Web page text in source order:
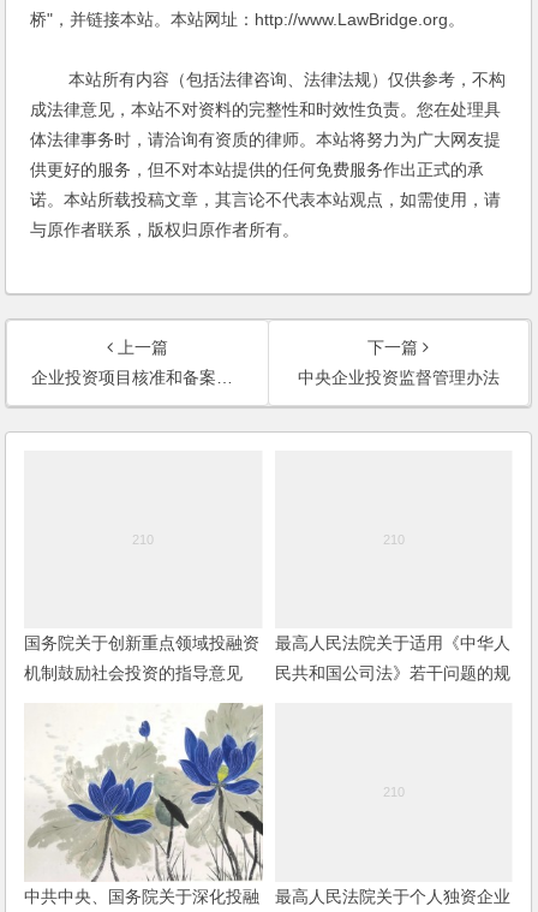
桥"，并链接本站。本站网址：http://www.LawBridge.org。
本站所有内容（包括法律咨询、法律法规）仅供参考，不构
成法律意见，本站不对资料的完整性和时效性负责。您在处理具
体法律事务时，请洽询有资质的律师。本站将努力为广大网友提
供更好的服务，但不对本站提供的任何免费服务作出正式的承
诺。本站所载投稿文章，其言论不代表本站观点，如需使用，请
与原作者联系，版权归原作者所有。
上一篇
企业投资项目核准和备案管理条例
下一篇
中央企业投资监督管理办法
国务院关于创新重点领域投融资
机制鼓励社会投资的指导意见
最高人民法院关于适用《中华人
民共和国公司法》若干问题的规
中共中央、国务院关于深化投融
最高人民法院关于个人独资企业